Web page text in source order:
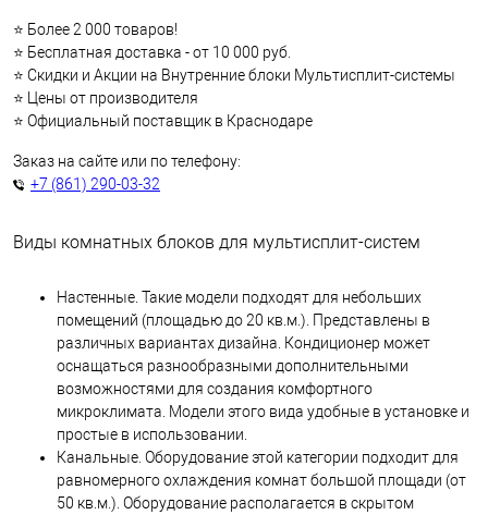
⭐ Более 2 000 товаров!
⭐ Бесплатная доставка - от 10 000 руб.
⭐ Скидки и Акции на Внутренние блоки Мультисплит-системы
⭐ Цены от производителя
⭐ Официальный поставщик в Краснодаре
Заказ на сайте или по телефону:
+7 (861) 290-03-32
Виды комнатных блоков для мультисплит-систем
Настенные. Такие модели подходят для небольших
помещений (площадью до 20 кв.м.). Представлены в
различных вариантах дизайна. Кондиционер может
оснащаться разнообразными дополнительными
возможностями для создания комфортного
микроклимата. Модели этого вида удобные в установке и
простые в использовании.
Канальные. Оборудование этой категории подходит для
равномерного охлаждения комнат большой площади (от
50 кв.м.). Оборудование располагается в скрытом